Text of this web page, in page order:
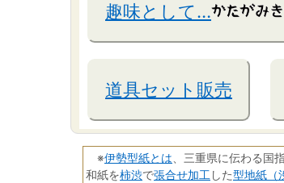
趣味として…
道具セット販売
※伊勢型紙とは、三重県に伝わる国
和紙を柿渋で張合せ加工 した型地紙（